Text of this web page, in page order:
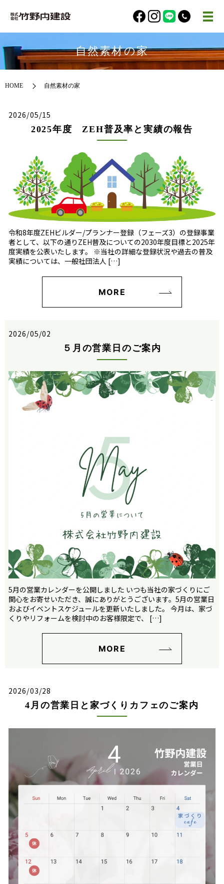
自然素材の家
HOME 自然素材の家
2026/05/15
2025年度 ZEH普及率と実績の報告
令和8年度ZEHビルダー/プランナー登録（フェーズ3）の登録事業
者として、以下の通りZEH普及についての2030年度目標と2025年
度実績を公表いたします。 ※当社の詳細な登録状況や過去の普及
実績については、一般社団法人 […]
MORE
2026/05/02
５月の営業日のご案内
5月の営業カレンダーを公開しました いつも当社の家づくりにご
関心をお寄せいただき、誠にありがとうございます。5月の営業日
およびイベントスケジュールを更新いたしました。 今月は、家づ
くりやリフォームを検討中のお客様限定で、 […]
MORE
2026/03/28
4月の営業日と家づくりカフェのご案内